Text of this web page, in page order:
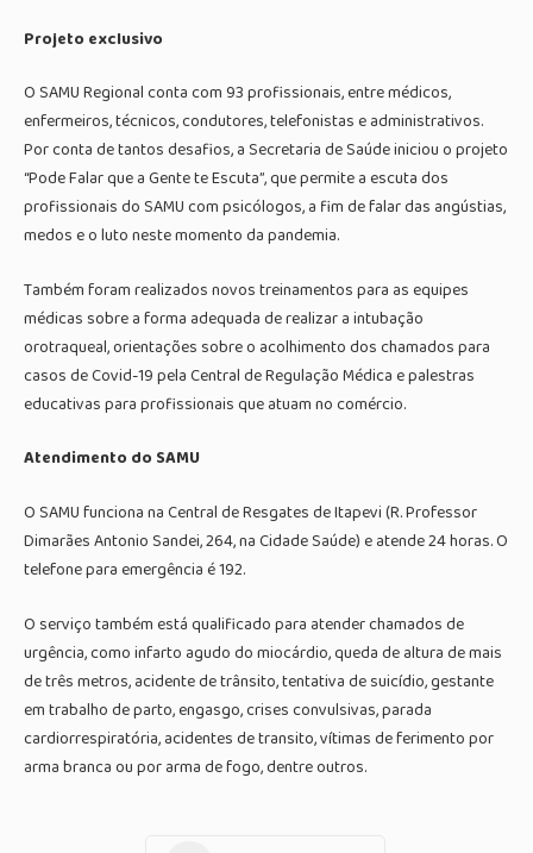
Projeto exclusivo
O SAMU Regional conta com 93 profissionais, entre médicos,
enfermeiros, técnicos, condutores, telefonistas e administrativos.
Por conta de tantos desafios, a Secretaria de Saúde iniciou o projeto
“Pode Falar que a Gente te Escuta”, que permite a escuta dos
profissionais do SAMU com psicólogos, a fim de falar das angústias,
medos e o luto neste momento da pandemia.
Também foram realizados novos treinamentos para as equipes
médicas sobre a forma adequada de realizar a intubação
orotraqueal, orientações sobre o acolhimento dos chamados para
casos de Covid-19 pela Central de Regulação Médica e palestras
educativas para profissionais que atuam no comércio.
Atendimento do SAMU
O SAMU funciona na Central de Resgates de Itapevi (R. Professor
Dimarães Antonio Sandei, 264, na Cidade Saúde) e atende 24 horas. O
telefone para emergência é 192.
O serviço também está qualificado para atender chamados de
urgência, como infarto agudo do miocárdio, queda de altura de mais
de três metros, acidente de trânsito, tentativa de suicídio, gestante
em trabalho de parto, engasgo, crises convulsivas, parada
cardiorrespiratória, acidentes de transito, vítimas de ferimento por
arma branca ou por arma de fogo, dentre outros.